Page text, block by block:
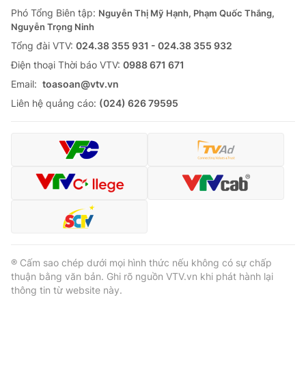
Phó Tổng Biên tập: Nguyễn Thị Mỹ Hạnh, Phạm Quốc Thắng,
Nguyễn Trọng Ninh
Tổng đài VTV: 024.38 355 931 - 024.38 355 932
Ðiện thoại Thời báo VTV: 0988 671 671
Email: toasoan@vtv.vn
Liên hệ quảng cáo: (024) 626 79595
® Cấm sao chép dưới mọi hình thức nếu không có sự chấp
thuận bằng văn bản. Ghi rõ nguồn VTV.vn khi phát hành lại
thông tin từ website này.